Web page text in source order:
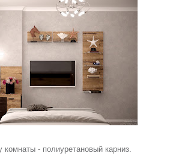
комнаты - полиуретановый карниз.